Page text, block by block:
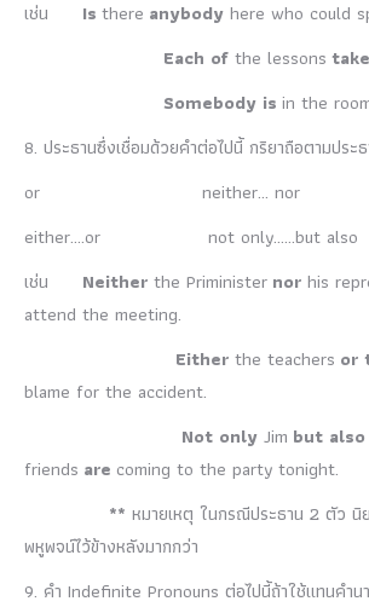
เช่น Is there anybody here who could
Each of the lessons
Somebody is in the
8. ประธานซึ่งเชื่อมด้วยคำต่อไปนี้ กริยาถือตามประ
or neither… nor
either….or not only……but also
เช่น Neither the Priminister nor his
attend the meeting.
Either the teachers or
blame for the accident.
Not only Jim but also
friends are coming to the party tonight.
** หมายเหตุ ในกรณีประธาน 2 ตัว นิย
พหูพจน์ไว้ข้างหลังมากกว่า
9. คำ Indefinite Pronouns ต่อไปนี้ถ้าใช้แทนคำน